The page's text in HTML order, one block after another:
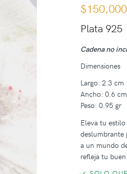
$150,000
Plata 925
Cadena no
Dimensiones
Largo: 2.3 cm
Ancho: 0.6 cm
Peso: 0.95 gr
Eleva tu
deslumbrante
a un mundo
refleja tu